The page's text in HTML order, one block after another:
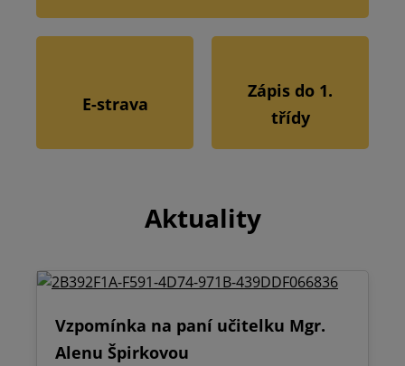
E-strava
Zápis do 1.
třídy
Aktuality
Vzpomínka na paní učitelku Mgr.
Alenu Špirkovou